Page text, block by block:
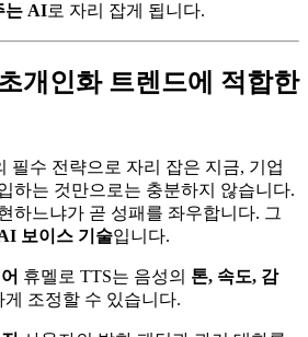
는 AI로 자리 잡게 됩니다.
개인화 트렌드에 적합한
필수 전략으로 자리 잡은 지금, 기업
하는 것만으로는 충분하지 않습니다.
하느냐가 곧 성패를 좌우합니다. 그
보이스 기술입니다.
휴멜로 TTS는 음성의 톤, 속도, 감
게 조정할 수 있습니다.